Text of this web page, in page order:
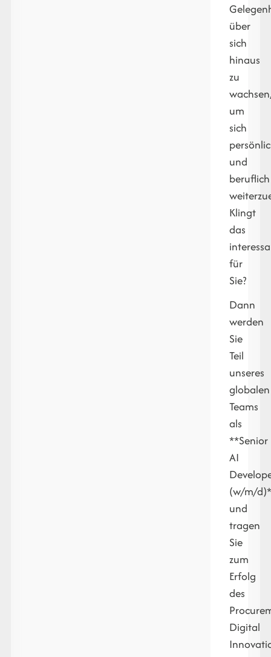
über
sich
hinaus
zu
um
sich
und
beruflich
Klingt
das
für
Sie?
Dann
werden
Sie
Teil
unseres
globalen
Teams
als
**Senior
AI
(w/m/
und
tragen
Sie
zum
Erfolg
des
Digital